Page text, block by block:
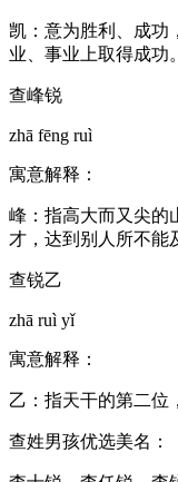
凯：意为胜利、成功
业、事业上取得成功。
查峰锐
zhā fēng ruì
寓意解释：
峰：指高大而又尖的
才，达到别人所不能
查锐乙
zhā ruì yǐ
寓意解释：
乙：指天干的第二位
查姓男孩优选美名：